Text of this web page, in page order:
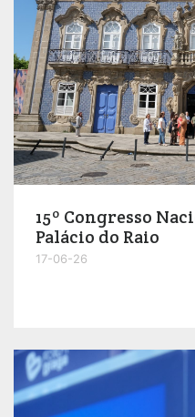
15º Congresso
Palácio do Raio
17-06-26